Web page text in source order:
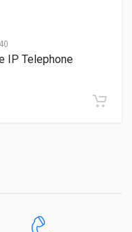
IP Telephone